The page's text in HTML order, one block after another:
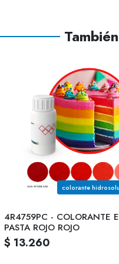
4R4759PC - COLORANTE
PASTA ROJO ROJO
$ 13.260